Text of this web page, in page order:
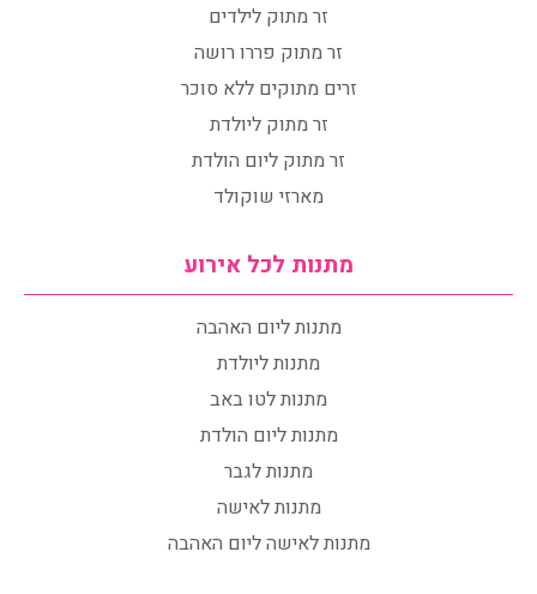
זר מתוק לילדים
זר מתוק פררו רושה
זרים מתוקים ללא סוכר
זר מתוק ליולדת
זר מתוק ליום הולדת
מארזי שוקולד
מתנות לכל אירוע
מתנות ליום האהבה
מתנות ליולדת
מתנות לטו באב
מתנות ליום הולדת
מתנות לגבר
מתנות לאישה
מתנות לאישה ליום האהבה